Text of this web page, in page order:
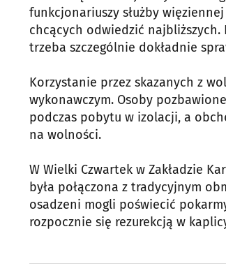
funkcjonariuszy służby
chcących odwiedzić
trzeba szczególnie dokładnie
Korzystanie przez skazanych z
wykonawczym. Osoby
podczas pobytu w izolacji, a
na wolności.
W Wielki Czwartek w Zakładzie
była połączona z tradycyjnym
osadzeni mogli poświecić
rozpocznie się rezurekcją w